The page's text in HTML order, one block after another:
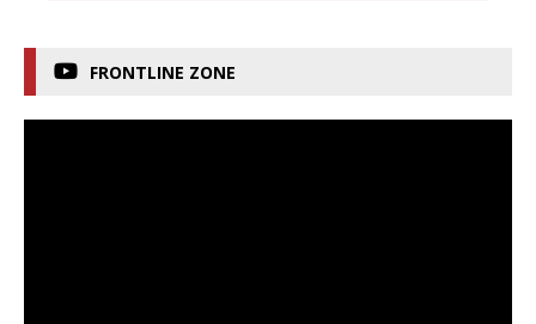
FRONTLINE ZONE